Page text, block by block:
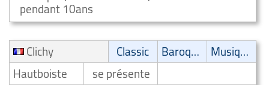
pendant 10ans
Clichy
Classic Baroque
Musique de film
Hautboiste
se présente